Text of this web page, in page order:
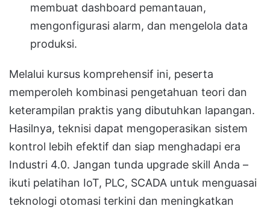
membuat dashboard pemantauan,
mengonfigurasi alarm, dan mengelola data
produksi.
Melalui kursus komprehensif ini, peserta
memperoleh kombinasi pengetahuan teori dan
keterampilan praktis yang dibutuhkan lapangan.
Hasilnya, teknisi dapat mengoperasikan sistem
kontrol lebih efektif dan siap menghadapi era
Industri 4.0. Jangan tunda upgrade skill Anda –
ikuti pelatihan IoT, PLC, SCADA untuk menguasai
teknologi otomasi terkini dan meningkatkan